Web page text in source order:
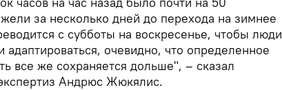
за несколько дней до перехода на зимнее
с субботы на воскресенье, чтобы люди
адаптироваться, очевидно, что определенное
все же сохраняется дольше", – сказал
Андрюс Жюкялис.